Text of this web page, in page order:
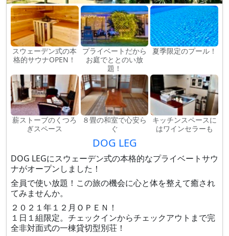
スウェーデン式の本
格的サウナOPEN！
プライベートだから
お庭でととのい放
題！
夏季限定のプール！
薪ストーブのくつろ
ぎスペース
８畳の和室で心安ら
ぐ
キッチンスペースに
はワインセラーも
DOG LEG
DOG LEGにスウェーデン式の本格的なプライベートサウ
ナがオープンしました！
全員で使い放題！この旅の機会に心と体を整えて癒され
てみませんか。
２０２１年１２月ＯＰＥＮ！
１日１組限定。チェックインからチェックアウトまで完
全非対面式の一棟貸切型別荘！